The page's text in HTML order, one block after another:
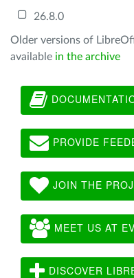
26.8.0
Older versions of
available in the archive
PROVIDE
JOIN THE
MEET US AT
DISCOVER